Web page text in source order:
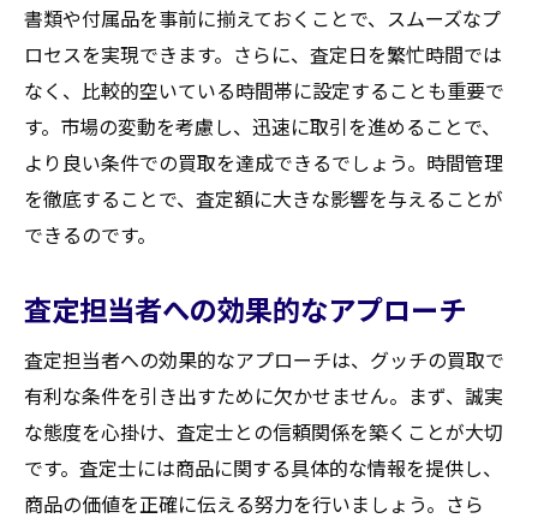
書類や付属品を事前に揃えておくことで、スムーズなプ
ロセスを実現できます。さらに、査定日を繁忙時間では
なく、比較的空いている時間帯に設定することも重要で
す。市場の変動を考慮し、迅速に取引を進めることで、
より良い条件での買取を達成できるでしょう。時間管理
を徹底することで、査定額に大きな影響を与えることが
できるのです。
査定担当者への効果的なアプローチ
査定担当者への効果的なアプローチは、グッチの買取で
有利な条件を引き出すために欠かせません。まず、誠実
な態度を心掛け、査定士との信頼関係を築くことが大切
です。査定士には商品に関する具体的な情報を提供し、
商品の価値を正確に伝える努力を行いましょう。さら